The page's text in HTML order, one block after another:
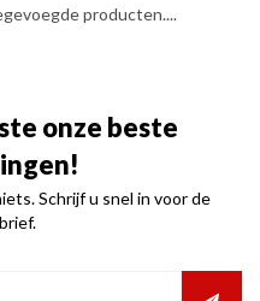
producten....
onze beste
Schrijf u snel in voor de